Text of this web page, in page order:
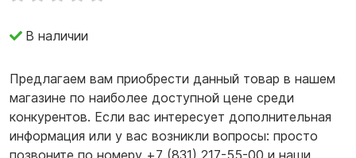
В наличии
Предлагаем вам приобрести данный товар в нашем
магазине по наиболее доступной цене среди
конкурентов. Если вас интересует дополнительная
информация или у вас возникли вопросы: просто
позвоните по номеру +7 (831) 217-55-00 и наши